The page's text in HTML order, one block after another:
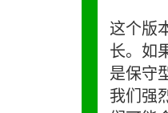
这个版
长。如
是保守
我们强